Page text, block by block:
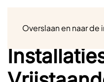
Overslaan en naar de